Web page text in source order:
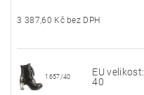
3 387,60 Kč bez DPH
1657/40
EU velikost:
40